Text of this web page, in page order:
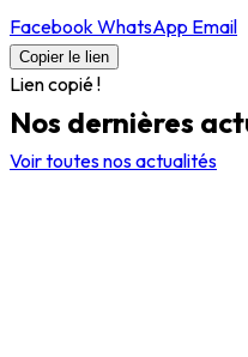
Facebook WhatsApp Email
Copier le lien
Lien copié !
Nos dernières
Voir toutes nos actualités
Événements